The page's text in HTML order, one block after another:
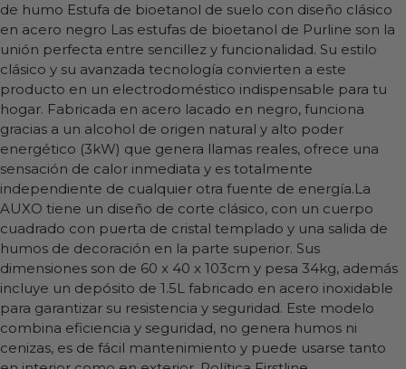
de humo Estufa de bioetanol de suelo con diseño clásico
en acero negro Las estufas de bioetanol de Purline son la
unión perfecta entre sencillez y funcionalidad. Su estilo
clásico y su avanzada tecnología convierten a este
producto en un electrodoméstico indispensable para tu
hogar. Fabricada en acero lacado en negro, funciona
gracias a un alcohol de origen natural y alto poder
energético (3kW) que genera llamas reales, ofrece una
sensación de calor inmediata y es totalmente
independiente de cualquier otra fuente de energía.La
AUXO tiene un diseño de corte clásico, con un cuerpo
cuadrado con puerta de cristal templado y una salida de
humos de decoración en la parte superior. Sus
dimensiones son de 60 x 40 x 103cm y pesa 34kg, además
incluye un depósito de 1.5L fabricado en acero inoxidable
para garantizar su resistencia y seguridad. Este modelo
combina eficiencia y seguridad, no genera humos ni
cenizas, es de fácil mantenimiento y puede usarse tanto